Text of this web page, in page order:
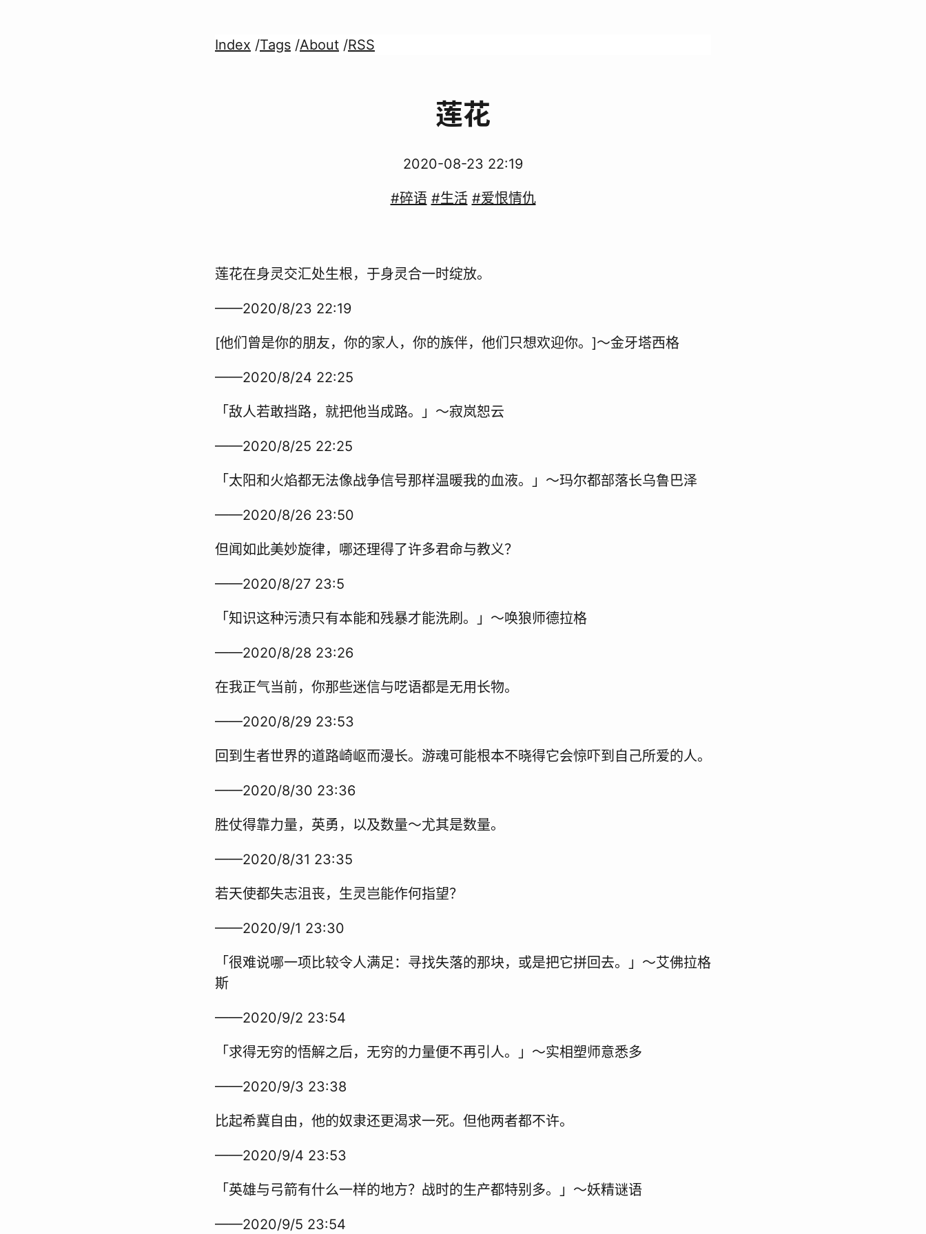
Index /Tags /About /RSS
莲花
2020-08-23 22:19
#碎语 #生活 #爱恨情仇
莲花在身灵交汇处生根，于身灵合一时绽放。
——2020/8/23 22:19
[他们曾是你的朋友，你的家人，你的族伴，他们只想欢迎你。]～金牙塔西格
——2020/8/24 22:25
「敌人若敢挡路，就把他当成路。」～寂岚恕云
——2020/8/25 22:25
「太阳和火焰都无法像战争信号那样温暖我的血液。」～玛尔都部落长乌鲁巴泽
——2020/8/26 23:50
但闻如此美妙旋律，哪还理得了许多君命与教义？
——2020/8/27 23:5
「知识这种污渍只有本能和残暴才能洗刷。」～唤狼师德拉格
——2020/8/28 23:26
在我正气当前，你那些迷信与呓语都是无用长物。
——2020/8/29 23:53
回到生者世界的道路崎岖而漫长。游魂可能根本不晓得它会惊吓到自己所爱的人。
——2020/8/30 23:36
胜仗得靠力量，英勇，以及数量～尤其是数量。
——2020/8/31 23:35
若天使都失志沮丧，生灵岂能作何指望？
——2020/9/1 23:30
「很难说哪一项比较令人满足：寻找失落的那块，或是把它拼回去。」～艾佛拉格
斯
——2020/9/2 23:54
「求得无穷的悟解之后，无穷的力量便不再引人。」～实相塑师意悉多
——2020/9/3 23:38
比起希冀自由，他的奴隶还更渴求一死。但他两者都不许。
——2020/9/4 23:53
「英雄与弓箭有什么一样的地方？战时的生产都特别多。」～妖精谜语
——2020/9/5 23:54